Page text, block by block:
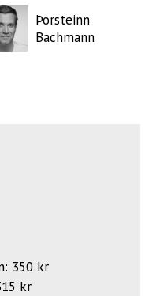
Þorsteinn
Bachmann
350 kr
kr